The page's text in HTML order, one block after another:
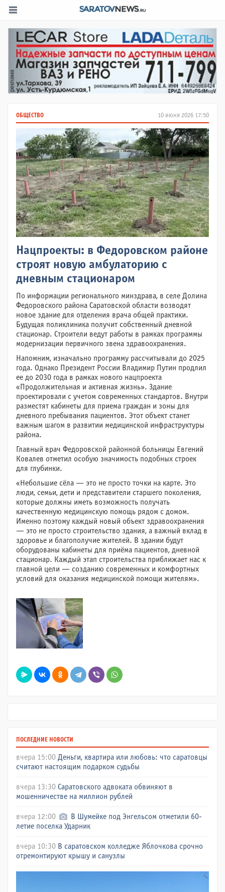
10 июня 2026 17:50
ОБЩЕСТВО
Нацпроекты: в Федоровском районе
строят новую амбулаторию с
дневным стационаром
По информации регионального минздрава, в селе Долина
Федоровского района Саратовской области возводят
новое здание для отделения врача общей практики.
Будущая поликлиника получит собственный дневной
стационар. Строители ведут работы в рамках программы
модернизации первичного звена здравоохранения.
Напомним, изначально программу рассчитывали до 2025
года. Однако Президент России Владимир Путин продлил
ее до 2030 года в рамках нового нацпроекта
«Продолжительная и активная жизнь». Здание
проектировали с учетом современных стандартов. Внутри
разместят кабинеты для приема граждан и зоны для
дневного пребывания пациентов. Этот объект станет
важным шагом в развитии медицинской инфраструктуры
района.
Главный врач Федоровской районной больницы Евгений
Ковалев отметил особую значимость подобных строек
для глубинки.
«Небольшие сёла — это не просто точки на карте. Это
люди, семьи, дети и представители старшего поколения,
которые должны иметь возможность получать
качественную медицинскую помощь рядом с домом.
Именно поэтому каждый новый объект здравоохранения
— это не просто строительство здания, а важный вклад в
здоровье и благополучие жителей. В здании будут
оборудованы кабинеты для приёма пациентов, дневной
стационар. Каждый этап строительства приближает нас к
главной цели — созданию современных и комфортных
условий для оказания медицинской помощи жителям».
ПОСЛЕДНИЕ НОВОСТИ
вчера 15:00 Деньги, квартира или любовь: что саратовцы
считают настоящим подарком судьбы
вчера 13:30 Саратовского адвоката обвиняют в
мошенничестве на миллион рублей
вчера 12:00
В Шумейке под Энгельсом отметили 60-
летие поселка Ударник
вчера 10:30 В саратовском колледже Яблочкова срочно
отремонтируют крышу и санузлы